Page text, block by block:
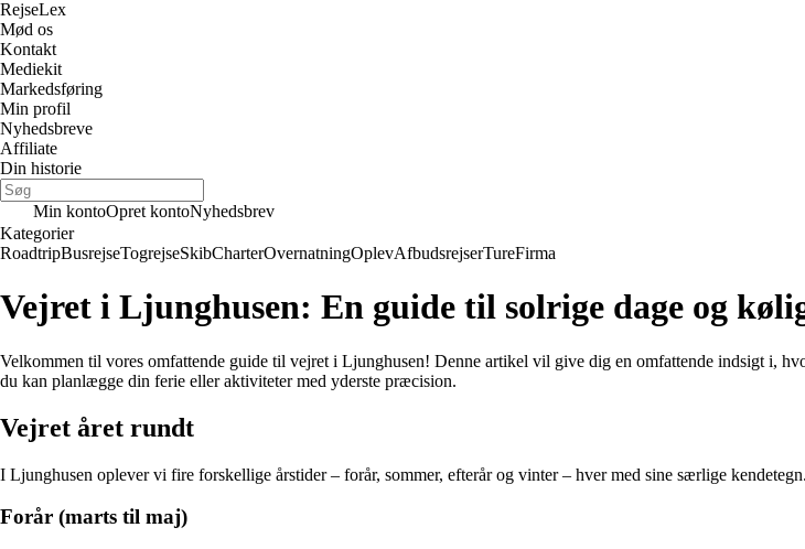
RejseLex
Mød os
Kontakt
Mediekit
Markedsføring
Min profil
Nyhedsbreve
Affiliate
Din historie
Min kontoOpret kontoNyhedsbrev
Kategorier
RoadtripBusrejseTogrejseSkibCharterOvernatningOplevAfbudsrejserTureFirma
Vejret i Ljunghusen: En guide til solrige dage og
Velkommen til vores omfattende guide til vejret i Ljunghusen! Denne artikel vil give dig en omfattende indsigt i,
du kan planlægge din ferie eller aktiviteter med yderste præcision.
Vejret året rundt
I Ljunghusen oplever vi fire forskellige årstider – forår, sommer, efterår og vinter – hver med sine særlige
Forår (marts til maj)